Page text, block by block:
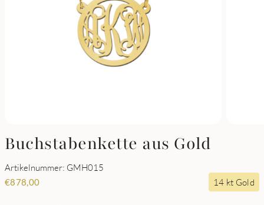
Buchstabenkette aus Gold
Artikelnummer: GMH015
€878,00 14 kt Gold